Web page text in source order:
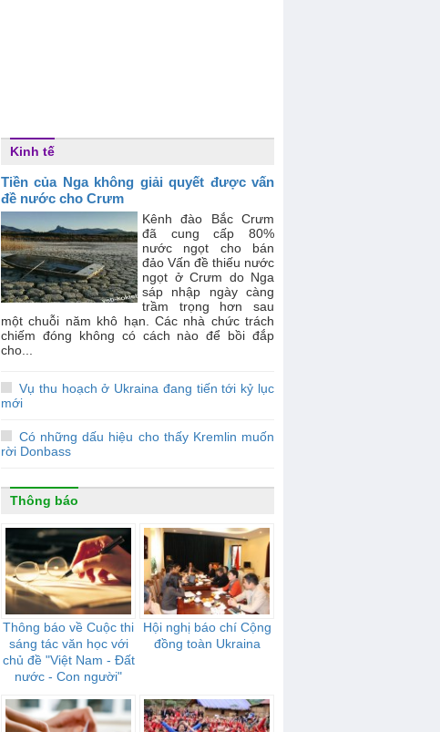
Kinh tế
Tiền của Nga không giải quyết được vấn
đề nước cho Crưm
Kênh đào Bắc Crưm
đã cung cấp 80%
nước ngọt cho bán
đảo Vấn đề thiếu nước
ngọt ở Crưm do Nga
sáp nhập ngày càng
trầm trọng hơn sau
một chuỗi năm khô hạn. Các nhà chức trách
chiếm đóng không có cách nào để bồi đắp
cho...
Vụ thu hoạch ở Ukraina đang tiến tới kỷ lục
mới
Có những dấu hiệu cho thấy Kremlin muốn
rời Donbass
Thông báo
Thông báo về Cuộc thi
sáng tác văn học với
chủ đề "Việt Nam - Đất
nước - Con người"
Hội nghị báo chí Cộng
đồng toàn Ukraina